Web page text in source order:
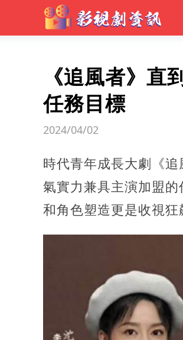
《追風者》直
任務目標
2024/04/02
時代青年成長大劇《
氣實力兼具主演加盟
和角色塑造更是收視狂